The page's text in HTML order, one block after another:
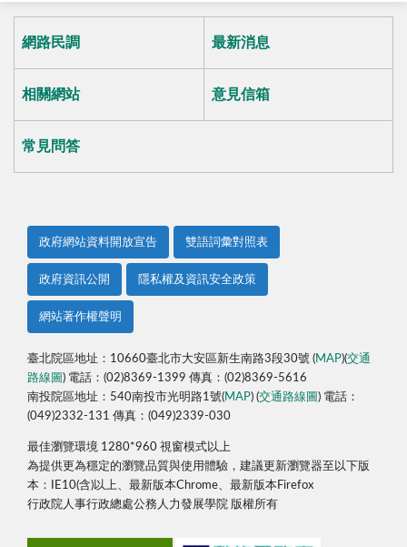
網路民調 最新消息
相關網站 意見信箱
常見問答
政府網站資料開放宣告 雙語詞彙對照表
政府資訊公開 隱私權及資訊安全政策
網站著作權聲明
臺北院區地址：10660臺北市大安區新生南路3段30號 (MAP)(交通
路線圖 ) 電話：(02)8369-1399 傳真：(02)8369-5616
南投院區地址：540南投市光明路1號(MAP) (交通路線圖 ) 電話：
(049)2332-131 傳真：(049)2339-030
最佳瀏覽環境 1280*960 視窗模式以上
為提供更為穩定的瀏覽品質與使用體驗，建議更新瀏覽器至以下版
本：IE10(含)以上、最新版本Chrome、最新版本Firefox
行政院人事行政總處公務人力發展學院 版權所有